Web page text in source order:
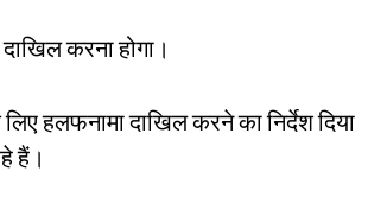
करना होगा।
हलफनामा दाखिल करने का निर्देश दिया
हैं।